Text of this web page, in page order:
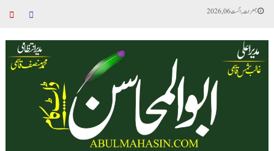
جمعرات, اگست 06, 2026